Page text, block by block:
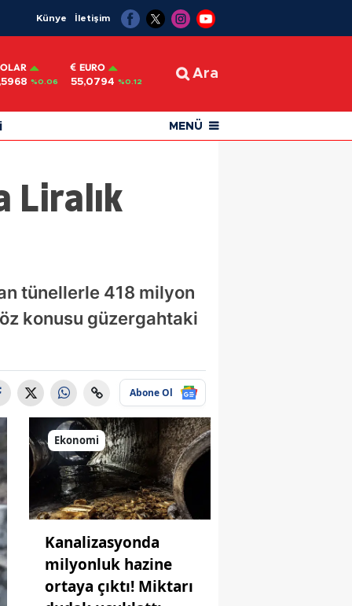
Künye İletişim
%0.06
EURO
55,0794 %0.12
Ara
MENÜ
Liralık
tünellerle 418 milyon
konusu güzergahtaki
Abone Ol
Ekonomi
Kanalizasyonda
milyonluk hazine
ortaya çıktı! Miktarı